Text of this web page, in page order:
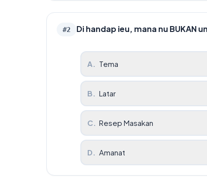
#2 Di handap ieu, mana nu BUKAN
A. Tema
B. Latar
C. Resep Masakan
D. Amanat